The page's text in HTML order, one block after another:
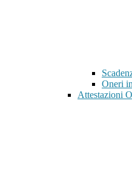
Oneri
Attestazioni